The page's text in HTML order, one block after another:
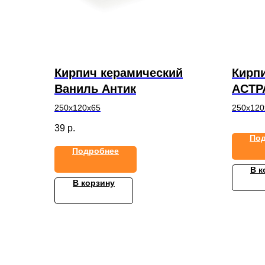
Кирпич керамический
Ваниль Антик
250х120х65
39 р.
Подробнее
В корзину
В